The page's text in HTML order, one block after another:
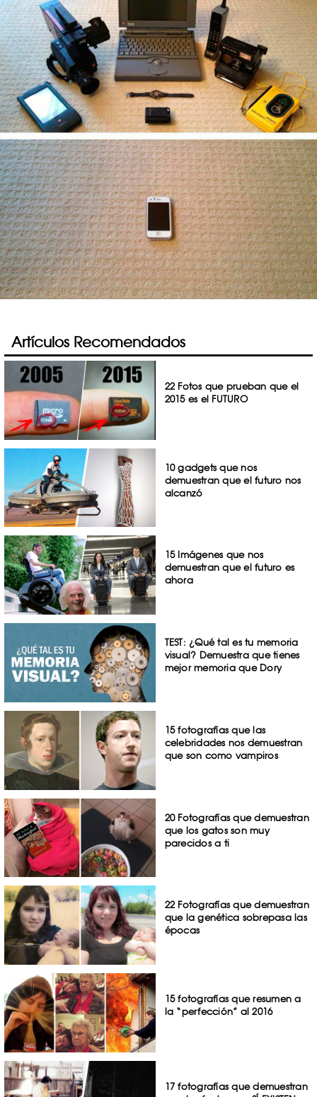
Artículos Recomendados
22 Fotos que prueban que el
2015 es el FUTURO
10 gadgets que nos
demuestran que el futuro nos
alcanzó
15 Imágenes que nos
demuestran que el futuro es
ahora
TEST: ¿Qué tal es tu memoria
visual? Demuestra que tienes
mejor memoria que Dory
15 fotografías que las
celebridades nos demuestran
que son como vampiros
20 Fotografías que demuestran
que los gatos son muy
parecidos a ti
22 Fotografías que demuestran
que la genética sobrepasa las
épocas
15 fotografías que resumen a
la “perfección” al 2016
17 fotografías que demuestran